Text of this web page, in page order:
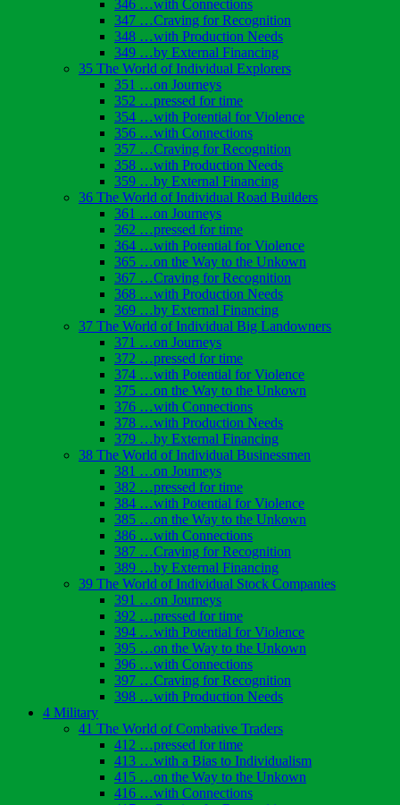
346 …with Connections
347 …Craving for Recognition
348 …with Production Needs
349 …by External Financing
35 The World of Individual Explorers
351 …on Journeys
352 …pressed for time
354 …with Potential for Violence
356 …with Connections
357 …Craving for Recognition
358 …with Production Needs
359 …by External Financing
36 The World of Individual Road Builders
361 …on Journeys
362 …pressed for time
364 …with Potential for Violence
365 …on the Way to the Unkown
367 …Craving for Recognition
368 …with Production Needs
369 …by External Financing
37 The World of Individual Big Landowners
371 …on Journeys
372 …pressed for time
374 …with Potential for Violence
375 …on the Way to the Unkown
376 …with Connections
378 …with Production Needs
379 …by External Financing
38 The World of Individual Businessmen
381 …on Journeys
382 …pressed for time
384 …with Potential for Violence
385 …on the Way to the Unkown
386 …with Connections
387 …Craving for Recognition
389 …by External Financing
39 The World of Individual Stock Companies
391 …on Journeys
392 …pressed for time
394 …with Potential for Violence
395 …on the Way to the Unkown
396 …with Connections
397 …Craving for Recognition
398 …with Production Needs
4 Military
41 The World of Combative Traders
412 …pressed for time
413 …with a Bias to Individualism
415 …on the Way to the Unkown
416 …with Connections